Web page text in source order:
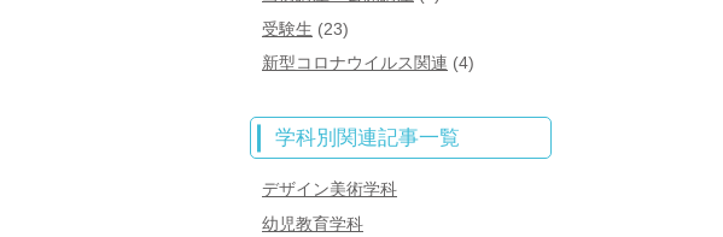
受験生 (23)
新型コロナウイルス関連 (4)
学科別関連記事一覧
デザイン美術学科
幼児教育学科